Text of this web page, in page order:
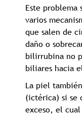
Este problema
varios
que salen de
daño o
bilirrubina no
biliares hacia
La piel
(ictérica) si se
exceso, el